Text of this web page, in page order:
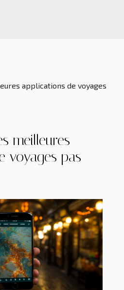
applications de voyages
meilleures
voyages pas